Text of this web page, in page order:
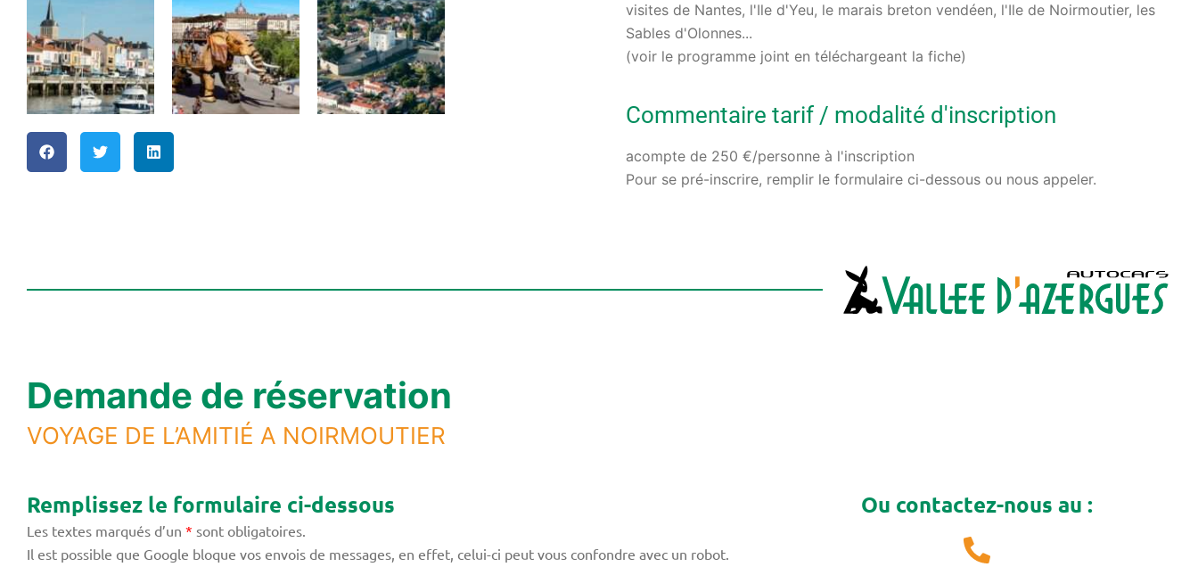
visites de Nantes, l'Ile d'Yeu, le marais breton vendéen, l'Ile de Noirmoutier, les
Sables d'Olonnes...
(voir le programme joint en téléchargeant la fiche)
Commentaire tarif / modalité d'inscription
acompte de 250 €/personne à l'inscription
Pour se pré-inscrire, remplir le formulaire ci-dessous ou nous appeler.
Demande de réservation
VOYAGE DE L’AMITIÉ A NOIRMOUTIER
Remplissez le formulaire ci-dessous
Les textes marqués d’un * sont obligatoires.
Il est possible que Google bloque vos envois de messages, en effet, celui-ci peut vous confondre avec un robot.
Ou contactez-nous au :